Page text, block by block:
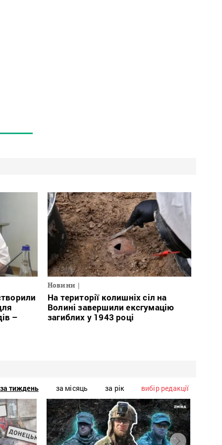
–
Новини
На території колишніх сіл на
Волині завершили ексгумацію
загиблих у 1943 році
за тиждень за місяць за рік вибір редакції